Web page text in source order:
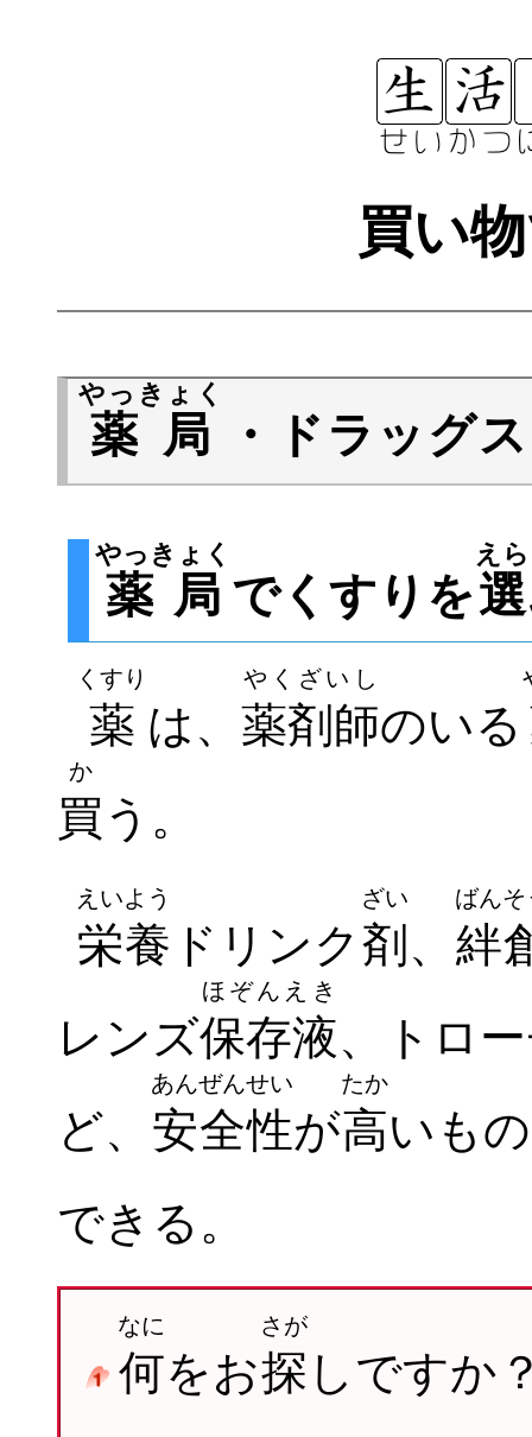
買い
薬局
やっきょく
・ドラッグ
薬局
やっきょく
でくすりを選
えら
薬
くすり
は、 薬剤師
やくざいし
のいる
買
か
う。
栄養
えいよう
ドリンク剤
ざい
、 絆
ばん
レンズ保存液
ほぞんえき
、トロ
ど、 安全性
あんぜんせい
が高
たか
いも
できる。
何
なに
をお探
さが
しですか